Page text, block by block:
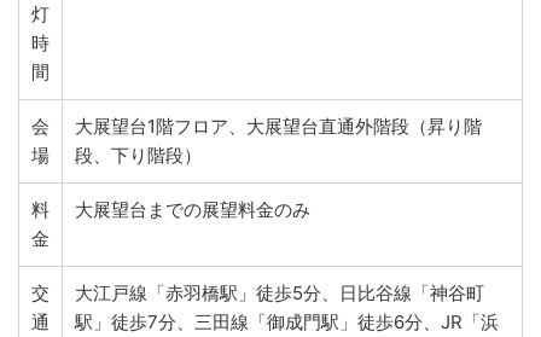
灯
時
間
会
場
大展望台1階フロア、大展望台直通外階段（昇り階
段、下り階段）
料
金
大展望台までの展望料金のみ
交
通
大江戸線「赤羽橋駅」徒歩5分、日比谷線「神谷町
駅」徒歩7分、三田線「御成門駅」徒歩6分、JR「浜